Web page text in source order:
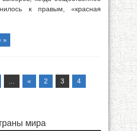
к правым, «красная
»
« 2 3 4
мира